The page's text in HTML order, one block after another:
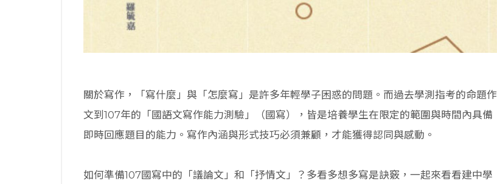
關於寫作，「寫什麼」與「怎麼寫」是許多年輕學子困惑的問題。而過去學測指考的命題作
文到107年的「國語文寫作能力測驗」（國寫），皆是培養學生在限定的範圍與時間內具備
即時回應題目的能力。寫作內涵與形式技巧必須兼顧，才能獲得認同與感動。
如何準備107國寫中的「議論文」和「抒情文」？多看多想多寫是訣竅，一起來看看建中學